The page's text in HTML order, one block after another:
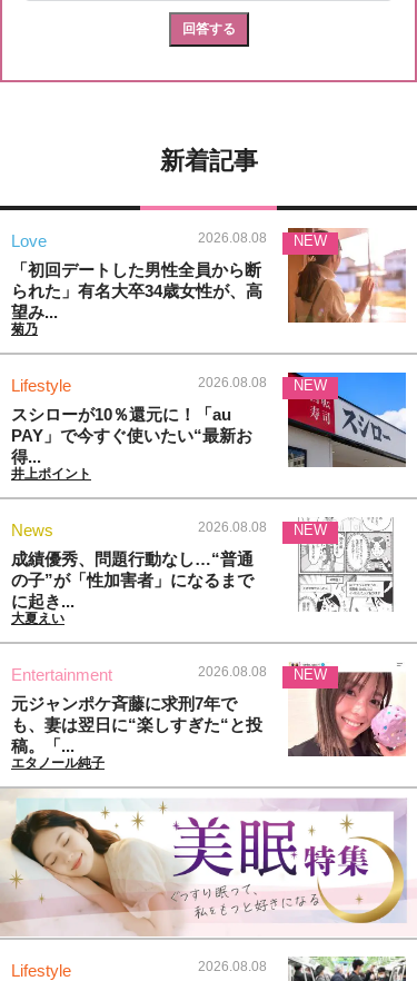
新着記事
Love 2026.08.08
「初回デートした男性全員から断
られた」有名大卒34歳女性が、高
望み...
菊乃
NEW
Lifestyle 2026.08.08
スシローが10％還元に！「au
PAY」で今すぐ使いたい“最新お
得...
井上ポイント
NEW
News 2026.08.08
成績優秀、問題行動なし…“普通
の子”が「性加害者」になるまで
に起き...
大夏えい
NEW
Entertainment 2026.08.08
元ジャンポケ斉藤に求刑7年で
も、妻は翌日に“楽しすぎた“と投
稿。「...
エタノール純子
NEW
Lifestyle 2026.08.08